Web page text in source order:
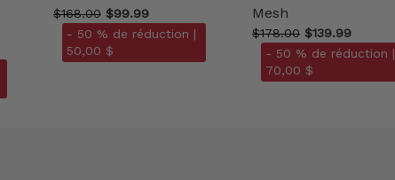
$168.00 $99.99
- 50 % de réduction |
50,00 $
Mesh
$178.00 $139.99
- 50 % de réduction |
70,00 $